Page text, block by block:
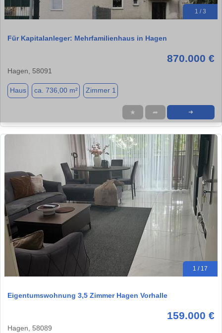
1 / 3
Für Kapitalanleger: Mehrfamilienhaus in Hagen
870.000 €
Hagen, 58091
Haus ca. 736,00 m² Zimmer 1
★ ➦ ➜
1 / 17
Eigentumswohnung 3,5 Zimmer Hagen Vorhalle
159.000 €
Hagen, 58089